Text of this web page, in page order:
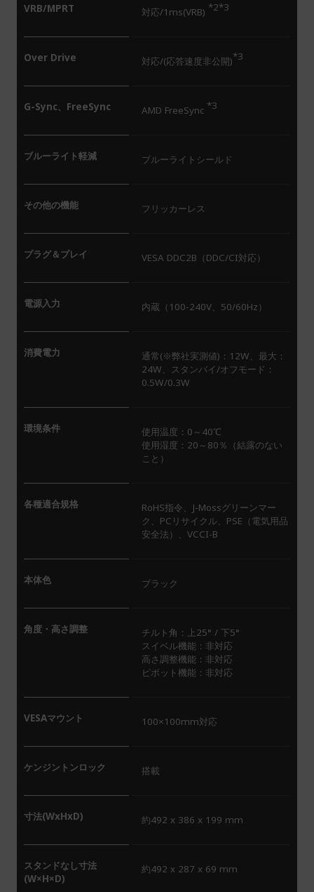
VRB/MPRT 対応/1ms(VRB) *2*3
Over Drive 対応/(応答速度非公開)*3
G-Sync、FreeSync AMD FreeSync *3
ブルーライト軽減 ブルーライトシールド
その他の機能 フリッカーレス
プラグ＆プレイ VESA DDC2B（DDC/CI対応）
電源入力 内蔵（100-240V、50/60Hz）
消費電力
通常(※弊社実測値)：12W、最大：
24W、スタンバイ/オフモード：
0.5W/0.3W
環境条件
使用温度：0～40℃
使用湿度：20～80％（結露のない
こと）
各種適合規格
RoHS指令、J-Mossグリーンマー
ク、PCリサイクル、PSE（電気用品
安全法）、VCCI-B
本体色 ブラック
角度・高さ調整
チルト角：上25° / 下5°
スイベル機能：非対応
高さ調整機能：非対応
ピボット機能：非対応
VESAマウント 100×100mm対応
ケンジントンロック 搭載
寸法(WxHxD) 約492 x 386 x 199 mm
スタンドなし寸法
(W×H×D)
約492 x 287 x 69 mm